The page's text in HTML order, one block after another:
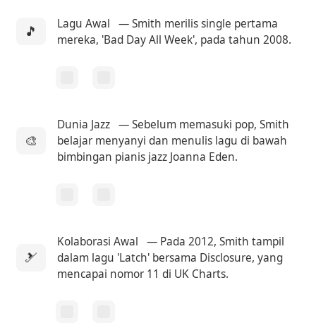
🎵 Lagu Awal
— Smith merilis single pertama
mereka, 'Bad Day All Week', pada tahun 2008.
🎨
Dunia Jazz — Sebelum memasuki pop, Smith
belajar menyanyi dan menulis lagu di bawah
bimbingan pianis jazz Joanna Eden.
🎿
Kolaborasi Awal
— Pada 2012, Smith tampil
dalam lagu 'Latch' bersama Disclosure, yang
mencapai nomor 11 di UK Charts.